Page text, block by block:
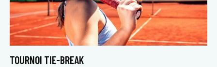
TOURNOI TIE-BREAK